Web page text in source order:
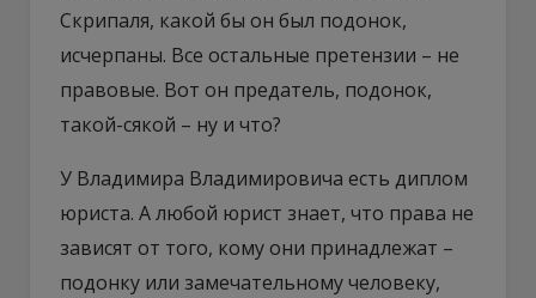
Скрипаля, какой бы он был подонок,
исчерпаны. Все остальные претензии – не
правовые. Вот он предатель, подонок,
такой-сякой – ну и что?
У Владимира Владимировича есть диплом
юриста. А любой юрист знает, что права не
зависят от того, кому они принадлежат –
подонку или замечательному человеку,